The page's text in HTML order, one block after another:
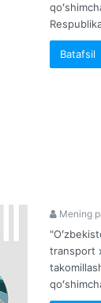
Batafsil
Mening
transport